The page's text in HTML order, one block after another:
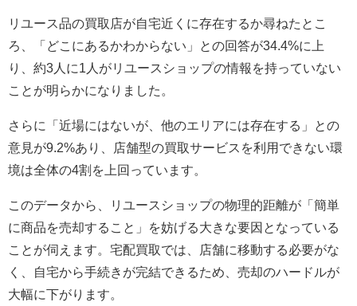
リユース品の買取店が自宅近くに存在するか尋ねたとこ
ろ、「どこにあるかわからない」との回答が34.4%に上
り、約3人に1人がリユースショップの情報を持っていない
ことが明らかになりました。
さらに「近場にはないが、他のエリアには存在する」との
意見が9.2%あり、店舗型の買取サービスを利用できない環
境は全体の4割を上回っています。
このデータから、リユースショップの物理的距離が「簡単
に商品を売却すること」を妨げる大きな要因となっている
ことが伺えます。宅配買取では、店舗に移動する必要がな
く、自宅から手続きが完結できるため、売却のハードルが
大幅に下がります。